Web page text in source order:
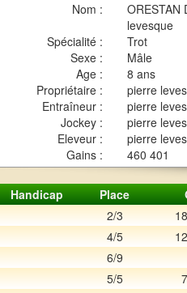
Nom :
ORESTAN
levesque
Spécialité :
Trot
Sexe :
Mâle
Age :
8 ans
Propriétaire :
pierre
Entraîneur :
pierre
Jockey :
pierre
Eleveur :
pierre
Gains :
460 401
Handicap Place
2/3
4/5
6/9
5/5